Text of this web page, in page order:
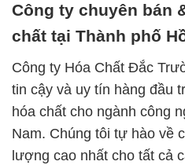
Công ty chuyên bán
chất tại Thành phố
Công ty Hóa Chất Đắc
tin cậy và uy tín hàng đầu
hóa chất cho ngành công
Nam. Chúng tôi tự hào về
lượng cao nhất cho tất cả